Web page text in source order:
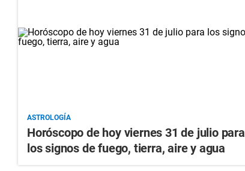
ASTROLOGÍA
Horóscopo de hoy viernes 31 de julio para
los signos de fuego, tierra, aire y agua